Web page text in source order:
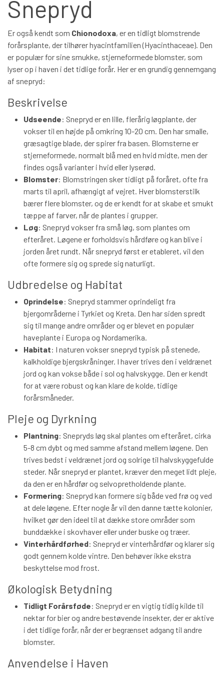
Snepryd
Er også kendt som Chionodoxa, er en tidligt blomstrende
forårsplante, der tilhører hyacintfamilien (Hyacinthaceae). Den
er populær for sine smukke, stjerneformede blomster, som
lyser op i haven i det tidlige forår. Her er en grundig gennemgang
af snepryd:
Beskrivelse
Udseende: Snepryd er en lille, flerårig løgplante, der
vokser til en højde på omkring 10-20 cm. Den har smalle,
græsagtige blade, der spirer fra basen. Blomsterne er
stjerneformede, normalt blå med en hvid midte, men der
findes også varianter i hvid eller lyserød.
Blomster: Blomstringen sker tidligt på foråret, ofte fra
marts til april, afhængigt af vejret. Hver blomsterstilk
bærer flere blomster, og de er kendt for at skabe et smukt
tæppe af farver, når de plantes i grupper.
Løg: Snepryd vokser fra små løg, som plantes om
efteråret. Løgene er forholdsvis hårdføre og kan blive i
jorden året rundt. Når snepryd først er etableret, vil den
ofte formere sig og sprede sig naturligt.
Udbredelse og Habitat
Oprindelse: Snepryd stammer oprindeligt fra
bjergområderne i Tyrkiet og Kreta. Den har siden spredt
sig til mange andre områder og er blevet en populær
haveplante i Europa og Nordamerika.
Habitat: I naturen vokser snepryd typisk på stenede,
kalkholdige bjergskråninger. I haver trives den i veldrænet
jord og kan vokse både i sol og halvskygge. Den er kendt
for at være robust og kan klare de kolde, tidlige
forårsmåneder.
Pleje og Dyrkning
Plantning: Snepryds løg skal plantes om efteråret, cirka
5-8 cm dybt og med samme afstand mellem løgene. Den
trives bedst i veldrænet jord og solrige til halvskyggefulde
steder. Når snepryd er plantet, kræver den meget lidt pleje,
da den er en hårdfør og selvopretholdende plante.
Formering: Snepryd kan formere sig både ved frø og ved
at dele løgene. Efter nogle år vil den danne tætte kolonier,
hvilket gør den ideel til at dække store områder som
bunddække i skovhaver eller under buske og træer.
Vinterhårdførhed: Snepryd er vinterhårdfør og klarer sig
godt gennem kolde vintre. Den behøver ikke ekstra
beskyttelse mod frost.
Økologisk Betydning
Tidligt Forårsføde: Snepryd er en vigtig tidlig kilde til
nektar for bier og andre bestøvende insekter, der er aktive
i det tidlige forår, når der er begrænset adgang til andre
blomster.
Anvendelse i Haven